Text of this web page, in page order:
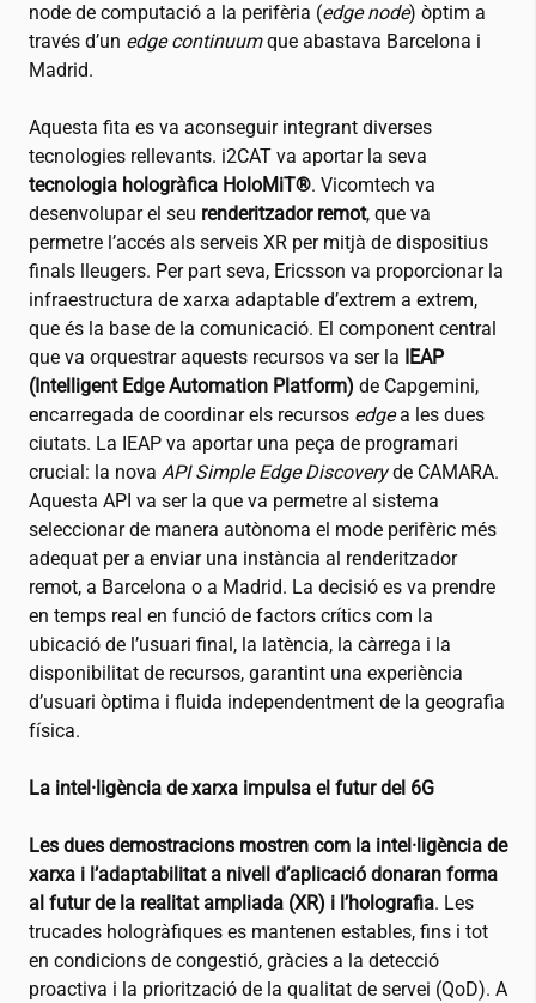
node de computació a la perifèria (edge node) òptim a
través d’un edge continuumque abastava Barcelona i
Madrid.
Aquesta fita es va aconseguir integrant diverses
tecnologies rellevants. i2CAT va aportar la seva
tecnologia hologràfica HoloMiT®. Vicomtech va
desenvolupar el seu renderitzador remot, que va
permetre l’accés als serveis XR per mitjà de dispositius
finals lleugers. Per part seva, Ericsson va proporcionar la
infraestructura de xarxa adaptable d’extrem a extrem,
que és la base de la comunicació. El component central
que va orquestrar aquests recursos va ser la IEAP
(Intelligent Edge Automation Platform) de Capgemini,
encarregada de coordinar els recursos edgea les dues
ciutats. La IEAP va aportar una peça de programari
crucial: la nova API Simple Edge Discoveryde CAMARA.
Aquesta API va ser la que va permetre al sistema
seleccionar de manera autònoma el mode perifèric més
adequat per a enviar una instància al renderitzador
remot, a Barcelona o a Madrid. La decisió es va prendre
en temps real en funció de factors crítics com la
ubicació de l’usuari final, la latència, la càrrega i la
disponibilitat de recursos, garantint una experiència
d’usuari òptima i fluida independentment de la geografia
física.
La intel·ligència de xarxa impulsa el futur del 6G
Les dues demostracions mostren com la intel·ligència de
xarxa i l’adaptabilitat a nivell d’aplicació donaran forma
al futur de la realitat ampliada (XR) i l’holografia. Les
trucades hologràfiques es mantenen estables, fins i tot
en condicions de congestió, gràcies a la detecció
proactiva i la priorització de la qualitat de servei (QoD). A